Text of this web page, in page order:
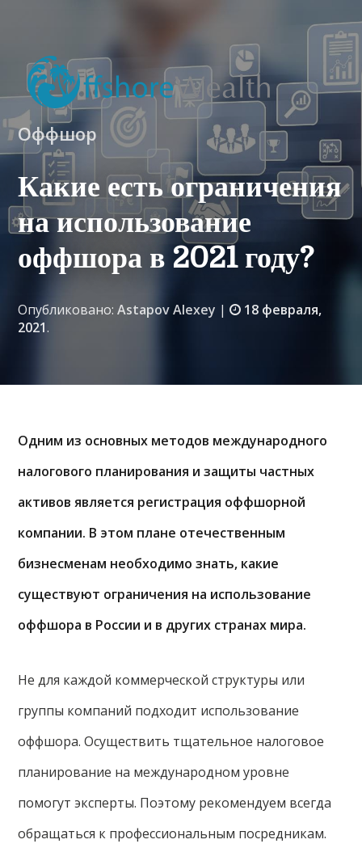
Оффшор
Какие есть ограничения
на использование
оффшора в 2021 году?
Опубликовано:Astapov Alexey |
18 февраля,
2021.
Одним из основных методов международного
налогового планирования и защиты частных
активов является регистрация оффшорной
компании. В этом плане отечественным
бизнесменам необходимо знать, какие
существуют ограничения на использование
оффшора в России и в других странах мира.
Не для каждой коммерческой структуры или
группы компаний подходит использование
оффшора. Осуществить тщательное налоговое
планирование на международном уровне
помогут эксперты. Поэтому рекомендуем всегда
обращаться к профессиональным посредникам.